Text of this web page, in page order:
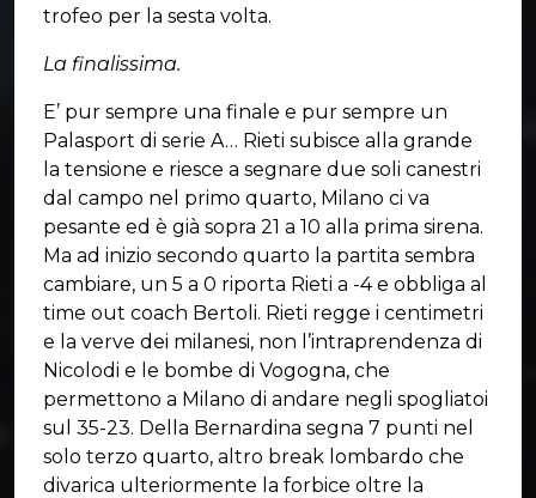
trofeo per la sesta volta.
La finalissima.
E’ pur sempre una finale e pur sempre un
Palasport di serie A… Rieti subisce alla grande
la tensione e riesce a segnare due soli canestri
dal campo nel primo quarto, Milano ci va
pesante ed è già sopra 21 a 10 alla prima sirena.
Ma ad inizio secondo quarto la partita sembra
cambiare, un 5 a 0 riporta Rieti a -4 e obbliga al
time out coach Bertoli. Rieti regge i centimetri
e la verve dei milanesi, non l’intraprendenza di
Nicolodi e le bombe di Vogogna, che
permettono a Milano di andare negli spogliatoi
sul 35-23. Della Bernardina segna 7 punti nel
solo terzo quarto, altro break lombardo che
divarica ulteriormente la forbice oltre la